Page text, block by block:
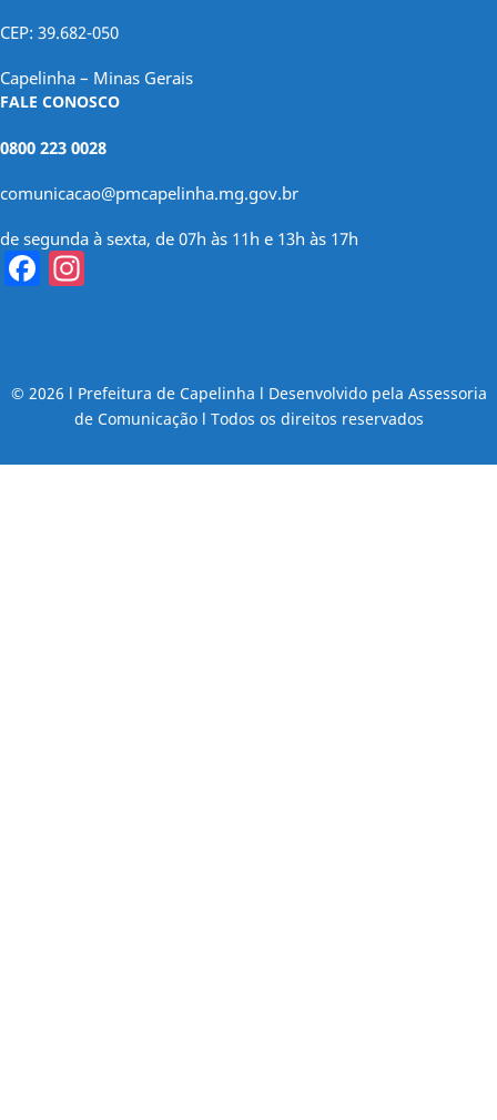
CEP: 39.682-050
Capelinha – Minas Gerais
FALE CONOSCO
0800 223 0028
comunicacao@pmcapelinha.mg.gov.br
de segunda à sexta, de 07h às 11h e 13h às 17h
Facebook
© 2026 l Prefeitura de Capelinha l Desenvolvido pela Assessoria
de Comunicação l Todos os direitos reservados